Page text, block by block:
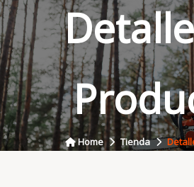
Home Tienda